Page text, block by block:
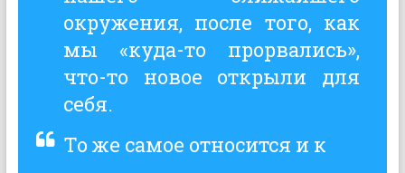
окружения, после того, как
мы «куда-то прорвались»,
что-то новое открыли для
себя.
То же самое относится и к